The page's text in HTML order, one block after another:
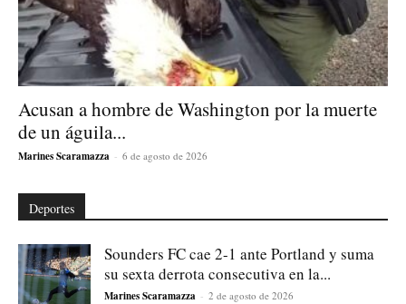
Acusan a hombre de Washington por la muerte
de un águila...
Marines Scaramazza - 6 de agosto de 2026
Deportes
Sounders FC cae 2-1 ante Portland y suma
su sexta derrota consecutiva en la...
Marines Scaramazza - 2 de agosto de 2026